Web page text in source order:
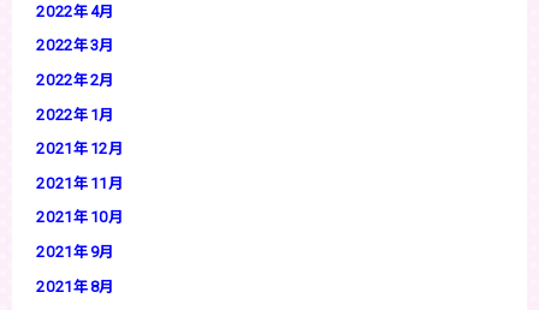
2022年4月
2022年3月
2022年2月
2022年1月
2021年12月
2021年11月
2021年10月
2021年9月
2021年8月